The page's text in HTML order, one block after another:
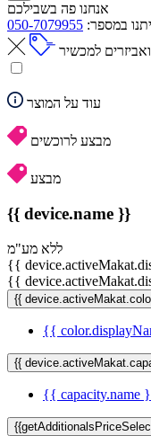
אנחנו פה בשבילכם
במספר: 050-7079955
למכשיר
עוד על המוצר
מבצע לרוכשים
מבצע
{{ device.name }}
ללא מע"מ
{{
{{
{{
{{
{{
{{ capacity.name